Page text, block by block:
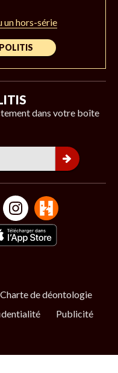
un hors-série
dans votre boîte
Charte de déontologie
Publicité